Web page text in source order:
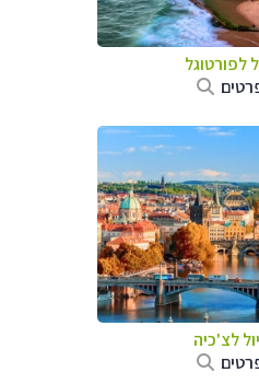
לפורטוגל
לצ'כיה